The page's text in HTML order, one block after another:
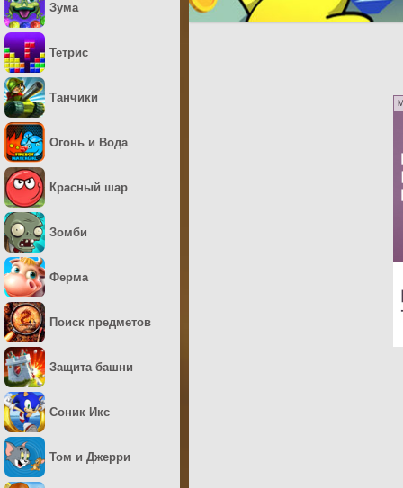
Зума
Тетрис
Танчики
Огонь и Вода
Красный шар
Зомби
Ферма
Поиск предметов
Защита башни
Соник Икс
Том и Джерри